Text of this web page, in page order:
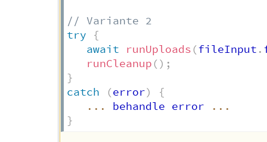
// Variante 2
try
{
await
runUploads (fileInput .
runCleanup () ;
}
catch
(error)
{
...
behandle error
...
}